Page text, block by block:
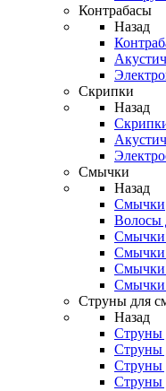
Контрабасы
Назад
Скрипки
Назад
Смычки
Назад
Смычки
Волосы
Смычки
Смычки
Смычки
Смычки
Струны для
Назад
Струны
Струны
Струны
Струны